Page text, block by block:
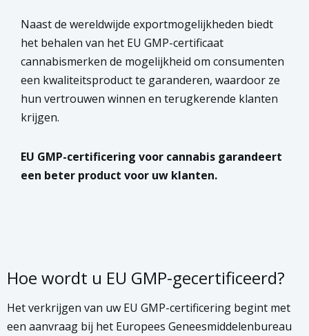
Naast de wereldwijde exportmogelijkheden biedt
het behalen van het EU GMP-certificaat
cannabismerken de mogelijkheid om consumenten
een kwaliteitsproduct te garanderen, waardoor ze
hun vertrouwen winnen en terugkerende klanten
krijgen.
EU GMP-certificering voor cannabis garandeert
een beter product voor uw klanten.
Hoe wordt u EU GMP-gecertificeerd?
Het verkrijgen van uw EU GMP-certificering begint met
een aanvraag bij het Europees Geneesmiddelenbureau